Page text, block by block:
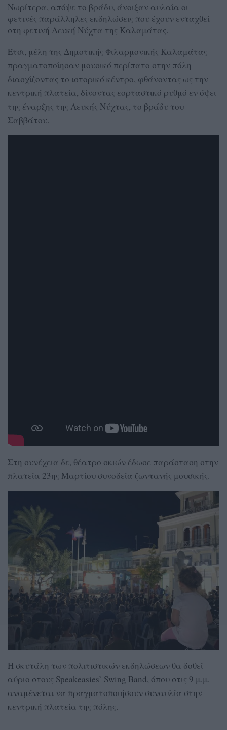
Νωρίτερα, απόψε το βράδυ, άνοιξαν αυλαία οι
φετινές παράλληλες εκδηλώσεις που έχουν ενταχθεί
στη φετινή Λευκή Νύχτα της Καλαμάτας.
Έτσι, μέλη της Δημοτικής Φιλαρμονικής Καλαμάτας
πραγματοποίησαν μουσικό περίπατο στην πόλη
διασχίζοντας το ιστορικό κέντρο, φθάνοντας ως την
κεντρική πλατεία, δίνοντας εορταστικό ρυθμό εν όψει
της έναρξης της Λευκής Νύχτας, το βράδυ του
Σαββάτου.
Στη συνέχεια δε, θέατρο σκιών έδωσε παράσταση στην
πλατεία 23ης Μαρτίου συνοδεία ζωντανής μουσικής.
Η σκυτάλη των πολιτιστικών εκδηλώσεων θα δοθεί
αύριο στους Speakeasies’ Swing Band, όπου στις 9 μ.μ.
αναμένεται να πραγματοποιήσουν συναυλία στην
κεντρική πλατεία της πόλης.